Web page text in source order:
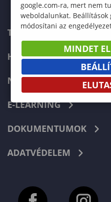
TELEFONKÖNYV
HIBABEJELENTÉS
NEPTUN
E-LEARNING
DOKUMENTUMOK
ADATVÉDELEM
google.com-ra, mert nem
weboldalunkat.
módosítani az
MINDET